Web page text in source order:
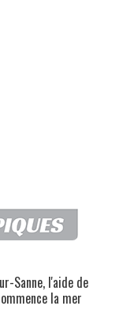
Sanne, l'aide de
la mer